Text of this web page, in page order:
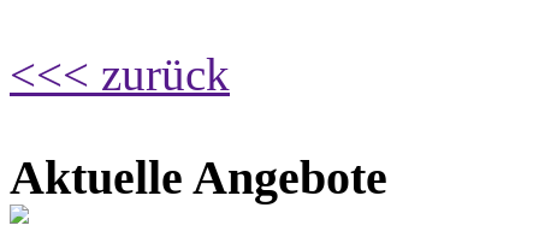
<<< zurück
Aktuelle Angebote